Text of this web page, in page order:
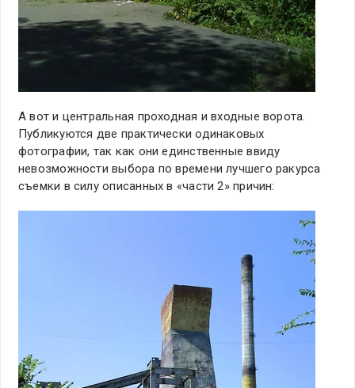
А вот и центральная проходная и входные ворота.
Публикуются две практически одинаковых
фотографии, так как они единственные ввиду
невозможности выбора по времени лучшего ракурса
съемки в силу описанных в «части 2» причин: